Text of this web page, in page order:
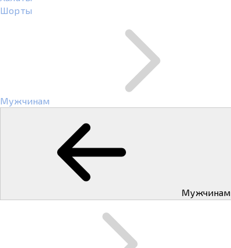
Шорты
Мужчинам
Мужчинам